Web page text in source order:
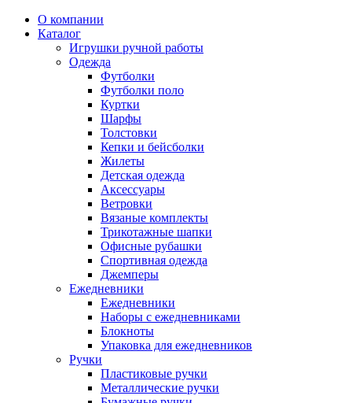
О компании
Каталог
Игрушки ручной работы
Одежда
Футболки
Футболки поло
Куртки
Шарфы
Толстовки
Кепки и бейсболки
Жилеты
Детская одежда
Аксессуары
Ветровки
Вязаные комплекты
Трикотажные шапки
Офисные рубашки
Спортивная одежда
Джемперы
Ежедневники
Ежедневники
Наборы с ежедневниками
Блокноты
Упаковка для ежедневников
Ручки
Пластиковые ручки
Металлические ручки